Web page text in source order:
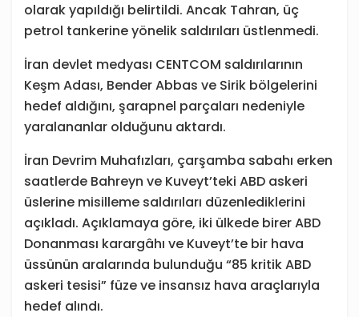
olarak yapıldığı belirtildi. Ancak Tahran, üç
petrol tankerine yönelik saldırıları üstlenmedi.
İran devlet medyası CENTCOM saldırılarının
Keşm Adası, Bender Abbas ve Sirik bölgelerini
hedef aldığını, şarapnel parçaları nedeniyle
yaralananlar olduğunu aktardı.
İran Devrim Muhafızları, çarşamba sabahı erken
saatlerde Bahreyn ve Kuveyt’teki ABD askeri
üslerine misilleme saldırıları düzenlediklerini
açıkladı. Açıklamaya göre, iki ülkede birer ABD
Donanması karargâhı ve Kuveyt’te bir hava
üssünün aralarında bulunduğu “85 kritik ABD
askeri tesisi” füze ve insansız hava araçlarıyla
hedef alındı.